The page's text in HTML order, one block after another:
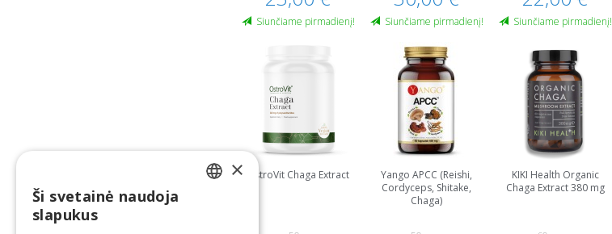
Siunčiame pirmadienį! Siunčiame pirmadienį! Siunčiame pirmadienį!
OstroVit Chaga Extract
Yango APCC (Reishi,
Cordyceps, Shitake,
Chaga)
KIKI Health Organic
Chaga Extract 380 mg
×
Ši svetainė naudoja
slapukus